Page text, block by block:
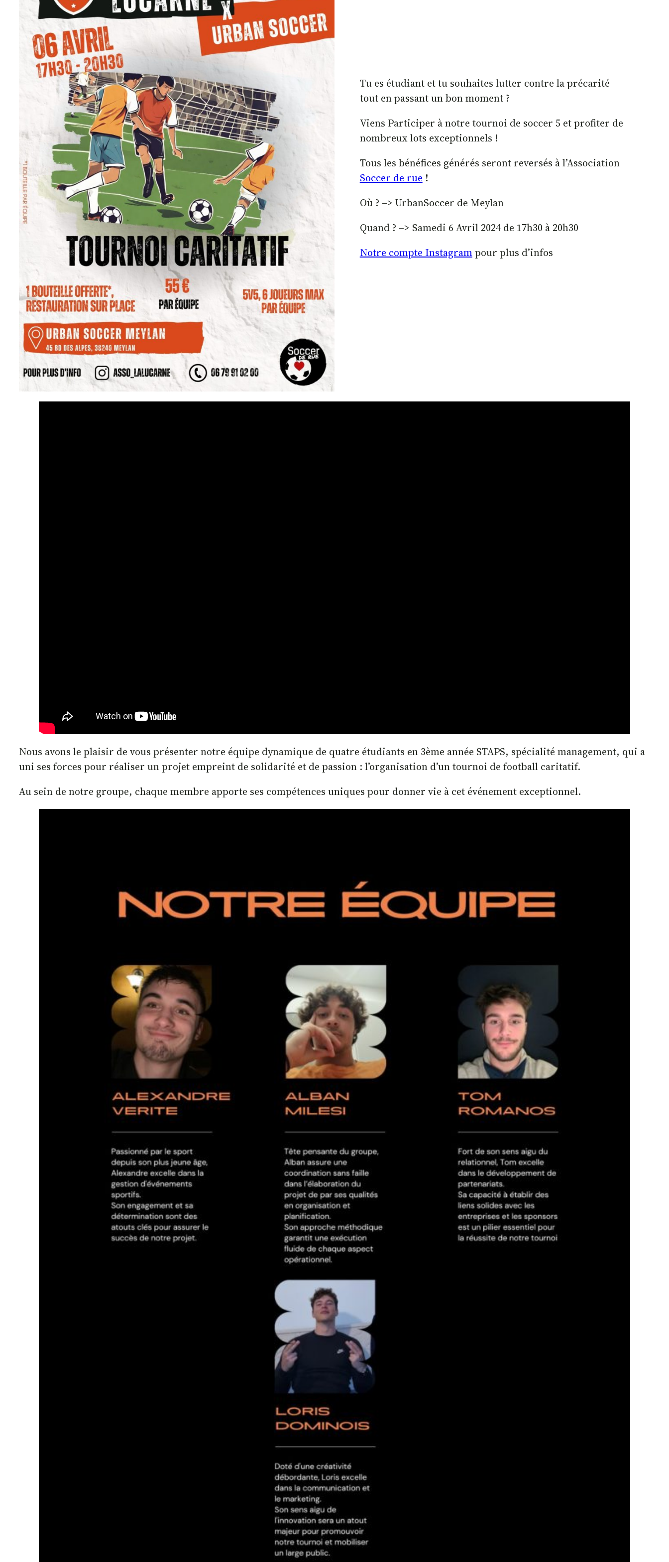
Tu es étudiant et tu souhaites lutter contre la précarité
tout en passant un bon moment ?
Viens Participer à notre tournoi de soccer 5 et profiter de
nombreux lots exceptionnels !
Tous les bénéfices générés seront reversés à l’Association
Soccer de rue !
Où ? –> UrbanSoccer de Meylan
Quand ? –> Samedi 6 Avril 2024 de 17h30 à 20h30
Notre compte Instagrampour plus d’infos
Nous avons le plaisir de vous présenter notre équipe dynamique de quatre étudiants en 3ème année STAPS, spécialité management, qui a
uni ses forces pour réaliser un projet empreint de solidarité et de passion : l’organisation d’un tournoi de football caritatif.
Au sein de notre groupe, chaque membre apporte ses compétences uniques pour donner vie à cet événement exceptionnel.